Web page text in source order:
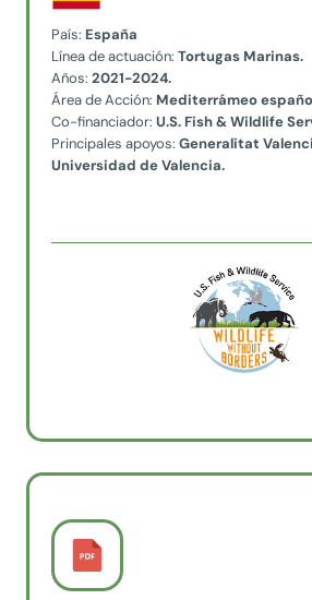
País: España
Línea de actuación: Tortugas Marinas.
Años: 2021-2024.
Área de Acción: Mediterrámeo
Co-financiador: U.S. Fish & Wildlife
Principales apoyos: Generalitat
Universidad de Valencia.